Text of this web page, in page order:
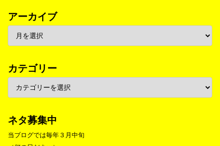
アーカイブ
カテゴリー
ネタ募集中
当ブログでは毎年３月中旬